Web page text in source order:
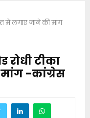
में लगाए जाने की मांग
रोधी टीका
-कांग्रेस